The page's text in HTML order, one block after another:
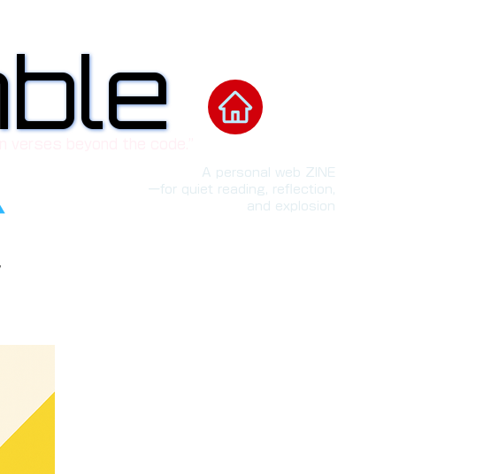
A personal web ZINE
ーfor quiet reading, reflection,
and explosion